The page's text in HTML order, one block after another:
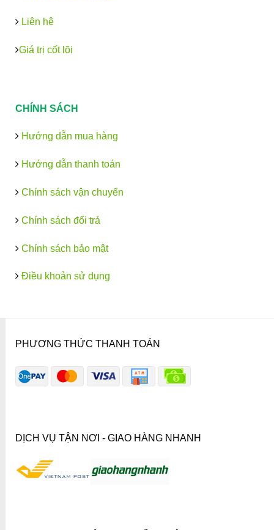
Liên hệ
Giá trị cốt lõi
CHÍNH SÁCH
Hướng dẫn mua hàng
Hướng dẫn thanh toán
Chính sách vận chuyển
Chính sách đổi trả
Chính sách bảo mật
Điều khoản sử dụng
PHƯƠNG THỨC THANH TOÁN
DỊCH VỤ TẬN NƠI - GIAO HÀNG NHANH